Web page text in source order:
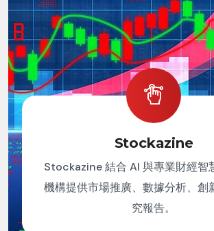
Stockazine
Stockazine 結合 AI 與專業財經智
機構提供市場推廣、數據分析、創
究報告。